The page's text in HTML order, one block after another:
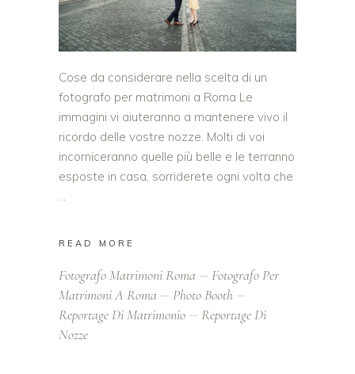
Cose da considerare nella scelta di un
fotografo per matrimoni a Roma Le
immagini vi aiuteranno a mantenere vivo il
ricordo delle vostre nozze. Molti di voi
incorniceranno quelle più belle e le terranno
esposte in casa, sorriderete ogni volta che
READ MORE
Fotografo Matrimoni Roma
Fotografo Per
Matrimoni A Roma
Photo Booth
Reportage Di Matrimonio
Reportage Di
Nozze